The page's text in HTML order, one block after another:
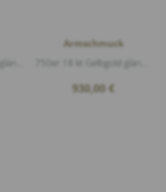
Armschmuck
930,00 €